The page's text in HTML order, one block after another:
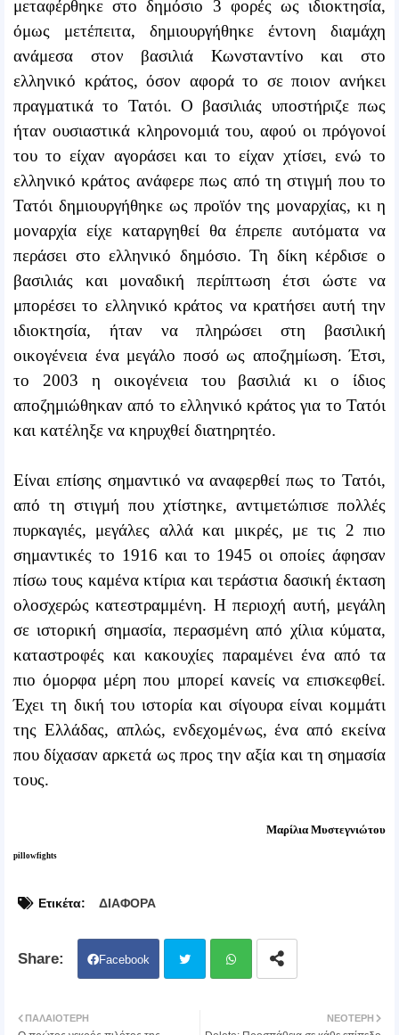
μεταφέρθηκε στο δημόσιο 3 φορές ως ιδιοκτησία,
όμως μετέπειτα, δημιουργήθηκε έντονη διαμάχη
ανάμεσα στον βασιλιά Κωνσταντίνο και στο
ελληνικό κράτος, όσον αφορά το σε ποιον ανήκει
πραγματικά το Τατόι. Ο βασιλιάς υποστήριζε πως
ήταν ουσιαστικά κληρονομιά του, αφού οι πρόγονοί
του το είχαν αγοράσει και το είχαν χτίσει, ενώ το
ελληνικό κράτος ανάφερε πως από τη στιγμή που το
Τατόι δημιουργήθηκε ως προϊόν της μοναρχίας, κι η
μοναρχία είχε καταργηθεί θα έπρεπε αυτόματα να
περάσει στο ελληνικό δημόσιο. Τη δίκη κέρδισε ο
βασιλιάς και μοναδική περίπτωση έτσι ώστε να
μπορέσει το ελληνικό κράτος να κρατήσει αυτή την
ιδιοκτησία, ήταν να πληρώσει στη βασιλική
οικογένεια ένα μεγάλο ποσό ως αποζημίωση. Έτσι,
το 2003 η οικογένεια του βασιλιά κι ο ίδιος
αποζημιώθηκαν από το ελληνικό κράτος για το Τατόι
και κατέληξε να κηρυχθεί διατηρητέο.
Είναι επίσης σημαντικό να αναφερθεί πως το Τατόι,
από τη στιγμή που χτίστηκε, αντιμετώπισε πολλές
πυρκαγιές, μεγάλες αλλά και μικρές, με τις 2 πιο
σημαντικές το 1916 και το 1945 οι οποίες άφησαν
πίσω τους καμένα κτίρια και τεράστια δασική έκταση
ολοσχερώς κατεστραμμένη. Η περιοχή αυτή, μεγάλη
σε ιστορική σημασία, περασμένη από χίλια κύματα,
καταστροφές και κακουχίες παραμένει ένα από τα
πιο όμορφα μέρη που μπορεί κανείς να επισκεφθεί.
Έχει τη δική του ιστορία και σίγουρα είναι κομμάτι
της Ελλάδας, απλώς, ενδεχομένως, ένα από εκείνα
που δίχασαν αρκετά ως προς την αξία και τη σημασία
τους.
Μαρίλια Μυστεγνιώτου
pillowfights
Ετικέτα: ΔΙΑΦΟΡΑ
Facebook
ΝΕΌΤΕΡΗ
ΠΑΛΑΙΌΤΕΡΗ